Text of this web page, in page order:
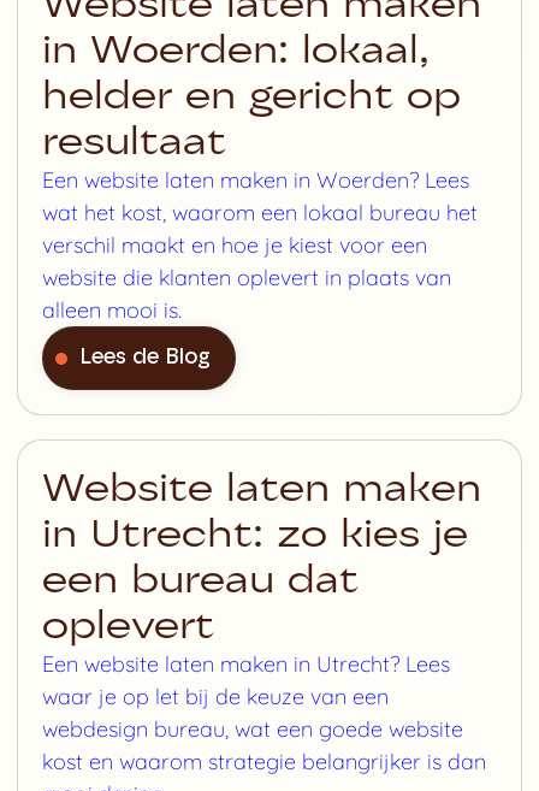
in Woerden: lokaal,
helder en gericht op
resultaat
Een website laten maken in Woerden? Lees
wat het kost, waarom een lokaal bureau het
verschil maakt en hoe je kiest voor een
website die klanten oplevert in plaats van
alleen mooi is.
Lees de Blog
Website laten maken
in Utrecht: zo kies je
een bureau dat
oplevert
Een website laten maken in Utrecht? Lees
waar je op let bij de keuze van een
webdesign bureau, wat een goede website
kost en waarom strategie belangrijker is dan